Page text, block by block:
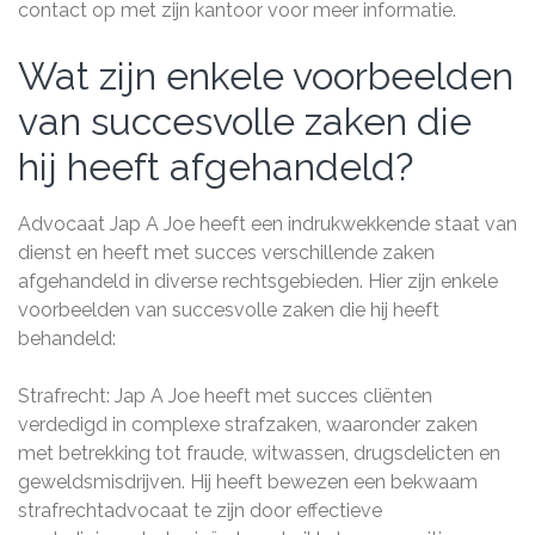
contact op met zijn kantoor voor meer informatie.
Wat zijn enkele voorbeelden
van succesvolle zaken die
hij heeft afgehandeld?
Advocaat Jap A Joe heeft een indrukwekkende staat van
dienst en heeft met succes verschillende zaken
afgehandeld in diverse rechtsgebieden. Hier zijn enkele
voorbeelden van succesvolle zaken die hij heeft
behandeld:
Strafrecht: Jap A Joe heeft met succes cliënten
verdedigd in complexe strafzaken, waaronder zaken
met betrekking tot fraude, witwassen, drugsdelicten en
geweldsmisdrijven. Hij heeft bewezen een bekwaam
strafrechtadvocaat te zijn door effectieve